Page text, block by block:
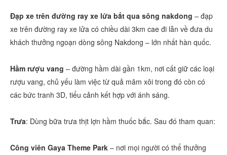
Đạp xe trên đường ray xe lửa bắt qua sông nakdong – đạp
xe trên đường ray xe lửa có chiều dài 3km cae đi lẫn về đưa du
khách thưởng ngoạn dòng sông Nakdong – lớn nhất hàn quốc.
Hầm rượu vang – đường hầm dài gần 1km, nơi cất giữ các loại
rượu vang, chủ yếu làm việc từ quả mâm xôi trong đó còn có
các bức tranh 3D, tiểu cảnh kết hợp với ánh sáng.
Trưa: Dùng bữa trưa thịt lợn hầm thuốc bắc. Sau đó tham quan:
Công viên Gaya Theme Park – nơi mọi người có thể thưởng